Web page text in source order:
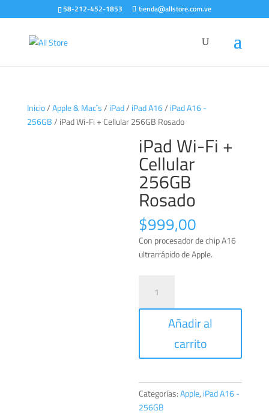
58-212-452-1853 tienda@allstore.com.ve
Inicio/Apple & Mac`s/ iPad/ iPad A16/ iPad A16 -
256GB/ iPad Wi-Fi + Cellular 256GB Rosado
iPad Wi-Fi +
Cellular
256GB
Rosado
$999,00
Con procesador de chip A16
ultrarrápido de Apple.
Fi
Añadir al
carrito
Categorías:Apple, iPad A16 -
256GB